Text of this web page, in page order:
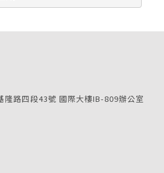
隆路四段43號 國際大樓IB-809辦公室